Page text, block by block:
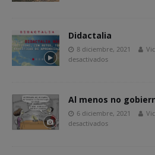
Didactalia
8 diciembre, 2021
desactivados
Al menos no
6 diciembre, 2021
desactivados